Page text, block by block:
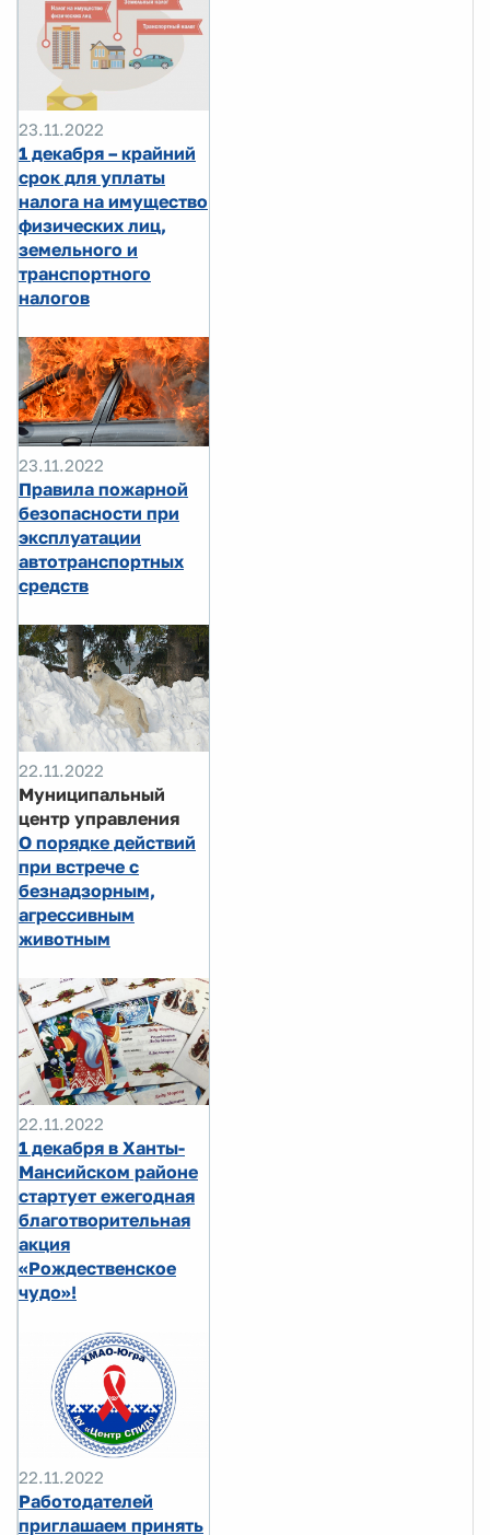
23.11.2022
1 декабря – крайний
срок для уплаты
налога на имущество
физических лиц,
земельного и
транспортного
налогов
23.11.2022
Правила пожарной
безопасности при
эксплуатации
автотранспортных
средств
22.11.2022
Муниципальный
центр управления
О порядке действий
при встрече с
безнадзорным,
агрессивным
животным
22.11.2022
1 декабря в Ханты-
Мансийском районе
стартует ежегодная
благотворительная
акция
«Рождественское
чудо»!
22.11.2022
Работодателей
приглашаем принять